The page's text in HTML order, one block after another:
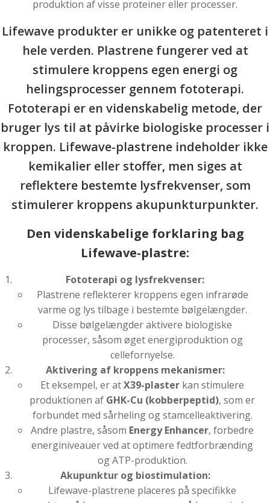
produktion af visse proteiner eller processer.
Lifewave produkter er unikke og patenteret i
hele verden. Plastrene fungerer ved at
stimulere kroppens egen energi og
helingsprocesser gennem fototerapi.
Fototerapi er en videnskabelig metode, der
bruger lys til at påvirke biologiske processer i
kroppen. Lifewave-plastrene indeholder ikke
kemikalier eller stoffer, men siges at
reflektere bestemte lysfrekvenser, som
stimulerer kroppens akupunkturpunkter.
Den videnskabelige forklaring bag
Lifewave-plastre:
Fototerapi og lysfrekvenser:
Plastrene reflekterer kroppens egen infrarøde
varme og lys tilbage i bestemte bølgelængder.
Disse bølgelængder aktivere biologiske
processer, såsom øget energiproduktion og
cellefornyelse.
Aktivering af kroppens mekanismer:
Et eksempel, er atX39-plaster kan stimulere
produktionen af GHK-Cu (kobberpeptid), som er
forbundet med sårheling og stamcelleaktivering.
Andre plastre, såsom Energy Enhancer, forbedre
energiniveauer ved at optimere fedtforbrænding
og ATP-produktion.
Akupunktur og biostimulation:
Lifewave-plastrene placeres på specifikke